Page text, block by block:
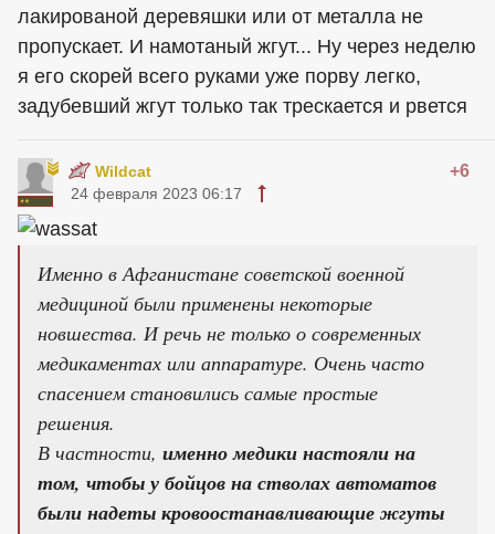
лакированой деревяшки или от металла не
пропускает. И намотаный жгут... Ну через неделю
я его скорей всего руками уже порву легко,
задубевший жгут только так трескается и рвется
Wildcat +6
24 февраля 2023 06:17
Именно в Афганистане советской военной
медициной были применены некоторые
новшества. И речь не только о современных
медикаментах или аппаратуре. Очень часто
спасением становились самые простые
решения.
В частности, именно медики настояли на
том, чтобы у бойцов на стволах автоматов
были надеты кровоостанавливающие жгуты